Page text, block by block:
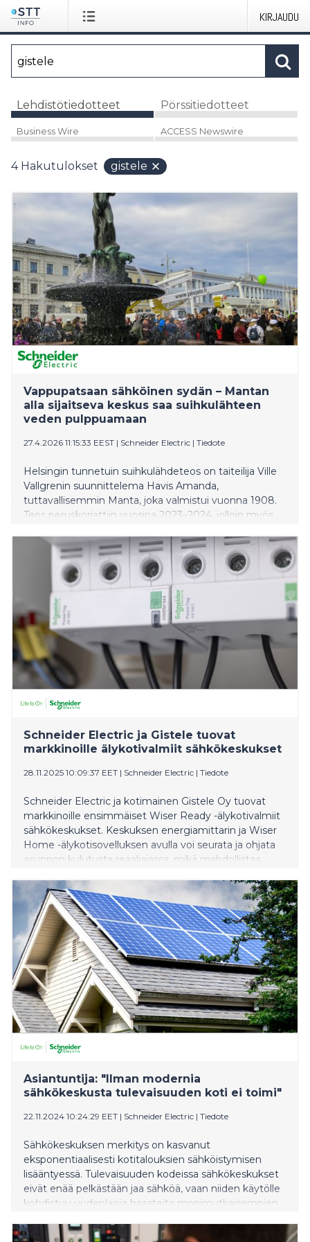
KIRJAUDU
Lehdistötiedotteet Pörssitiedotteet
Business Wire ACCESS Newswire
4 Hakutulokset gistele
Vappupatsaan sähköinen sydän – Mantan
alla sijaitseva keskus saa suihkulähteen
veden pulppuamaan
27.4.2026 11:15:33 EEST | Schneider Electric | Tiedote
Helsingin tunnetuin suihkulähdeteos on taiteilija Ville
Vallgrenin suunnittelema Havis Amanda,
tuttavallisemmin Manta, joka valmistui vuonna 1908.
Teos peruskorjattiin vuosina 2023–2024, jolloin myös
uudistettiin. Mantan alla sijaitsee nykyään moderni
sähkö- ja ohjauskeskus, jonka ansiosta patsaalle
kerääntyvät juhlijat saavat nauttia teoksesta sen koko
loistossa.
Schneider Electric ja Gistele tuovat
markkinoille älykotivalmiit sähkökeskukset
28.11.2025 10:09:37 EET | Schneider Electric | Tiedote
Schneider Electric ja kotimainen Gistele Oy tuovat
markkinoille ensimmäiset Wiser Ready -älykotivalmiit
sähkökeskukset. Keskuksen energiamittarin ja Wiser
Home -älykotisovelluksen avulla voi seurata ja ohjata
asunnon kulutusta reaaliajassa, mikä mahdollistaa
Sigma Wiser Ready -sähkökeskukset tarjoavat
ratkaisun talotehtaiden ja rakennusliikkeiden
uudiskohteisiin. Kansainvälinen
energiateknologiajohtaja Schneider Electric sekä
kotimainen sähkökeskusvalmistaja Gistele Oy ovat
solmineet strategisen yhteistyösopimuksen, jonka
tuloksena syntyy täysin uusi tuotekategoria: Wiser
Ready -älykotivalmiit ryhmäkeskukset. Ensimmäisenä
valmistajana maailmassa Gistele tuo markkinoille
keskuksia, joihin on integroitu Wiser Ready
-älykotivalmius jo tuotantovaiheessa. Wiser Ready -
ryhmäkeskukset tuovat merkittäviä etuja niin
loppukäyttäjille. Yhteistyö julkaistiin lokakuussa
Schneider Electricin globaalissa Inno
Asiantuntija: "Ilman modernia
sähkökeskusta tulevaisuuden koti ei toimi"
22.11.2024 10:24:29 EET | Schneider Electric | Tiedote
Sähkökeskuksen merkitys on kasvanut
eksponentiaalisesti kotitalouksien sähköistymisen
lisääntyessä. Tulevaisuuden kodeissa sähkökeskukset
eivät enää pelkästään jaa sähköä, vaan niiden käytölle
kohdistuu uudenlaisia haasteita monimutkaisempien
myötä. Kotien sähköistymisen kasvuun on vaikuttanut